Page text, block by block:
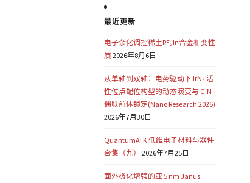
最近更新
电子杂化调控稀土RE₂In合金相变性
质2026年8月6日
从单轴到双轴：电势驱动下 IrN₄ 活
性位点配位构型的动态演变与 C-N
偶联前体锁定(Nano Research 2026)
2026年7月30日
QuantumATK 低维电子材料与器件
合集（九）
2026年7月25日
面外极化增强的亚 5 nm Janus